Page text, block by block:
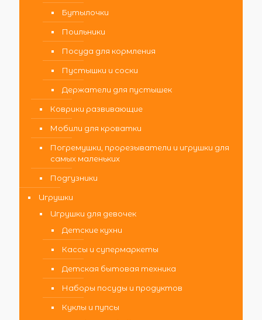
Бутылочки
Поильники
Посуда для кормления
Пустышки и соски
Держатели для пустышек
Коврики развивающие
Мобили для кроватки
Погремушки, прорезыватели и игрушки для
самых маленьких
Подгузники
Игрушки
Игрушки для девочек
Детские кухни
Кассы и супермаркеты
Детская бытовая техника
Наборы посуды и продуктов
Куклы и пупсы